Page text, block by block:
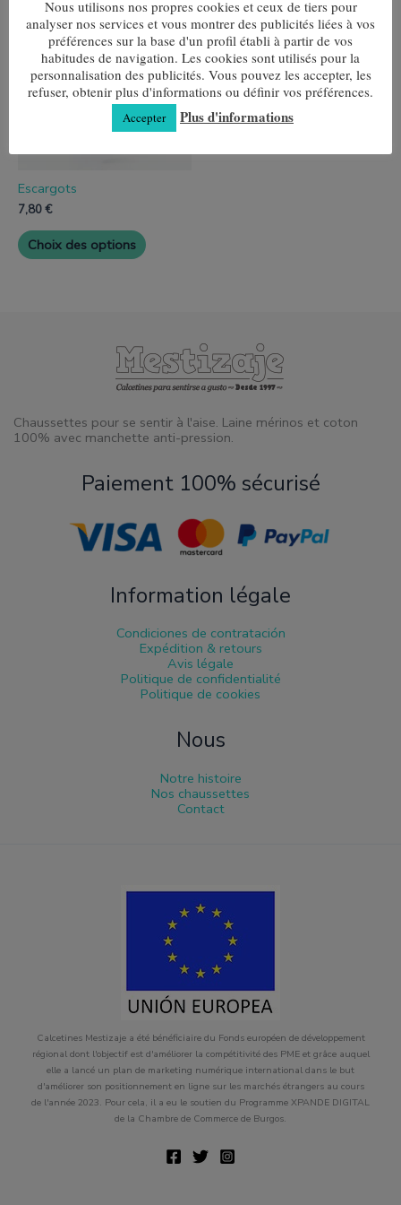
Escargots
7,80€
Choix des options
produit
a
plusieurs
variantes.
Les
options
peuvent
être
sur
Chaussettes pour se sentir à l'aise. Laine mérinos et coton
100% avec manchette anti-pression.
Paiement 100% sécurisé
Information légale
Condiciones de contratación
Expédition & retours
Avis légale
Politique de confidentialité
Politique de cookies
Nous
Notre histoire
Nos chaussettes
Contact
Calcetines Mestizaje a été bénéficiaire du Fonds européen de développement
régional dont l'objectif est d'améliorer la compétitivité des PME et grâce auquel
elle a lancé un plan de marketing numérique international dans le but
d'améliorer son positionnement en ligne sur les marchés étrangers au cours
de l'année 2023. Pour cela, il a eu le soutien du Programme XPANDE DIGITAL
de la Chambre de Commerce de Burgos.
Nous utilisons nos propres cookies et ceux de tiers pour
analyser nos services et vous montrer des publicités liées à vos
préférences sur la base d'un profil établi à partir de vos
habitudes de navigation. Les cookies sont utilisés pour la
personnalisation des publicités. Vous pouvez les accepter, les
refuser, obtenir plus d'informations ou définir vos préférences.
Accepter Plus d'informations